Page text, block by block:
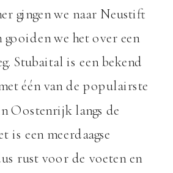
gingen we naar Neustift
we het over een
Stubaital is een bekend
één van de populairste
Oostenrijk langs de
is een meerdaagse
rust voor de voeten en